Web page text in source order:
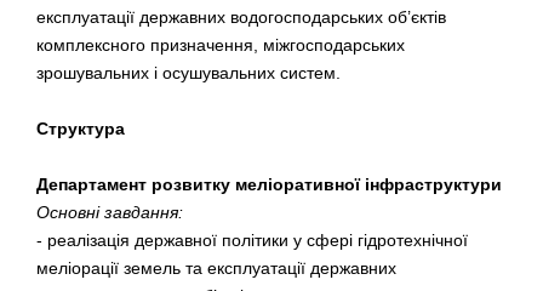
експлуатації державних водогосподарських об’єктів
комплексного призначення, міжгосподарських
зрошувальних і осушувальних систем.
Структура
Департамент розвитку меліоративної інфраструктури
Основні завдання:
- реалізація державної політики у сфері гідротехнічної
меліорації земель та експлуатації державних